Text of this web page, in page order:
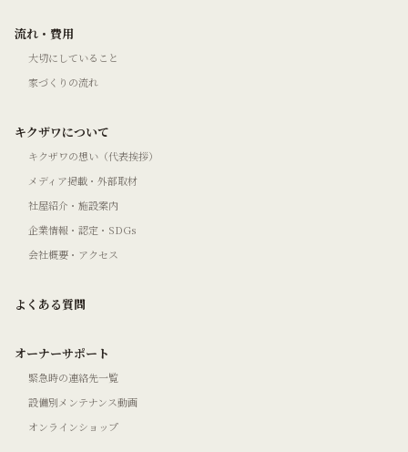
流れ・費用
大切にしていること
家づくりの流れ
キクザワについて
キクザワの想い（代表挨拶）
メディア掲載・外部取材
社屋紹介・施設案内
企業情報・認定・SDGs
会社概要・アクセス
よくある質問
オーナーサポート
緊急時の連絡先一覧
設備別メンテナンス動画
オンラインショップ